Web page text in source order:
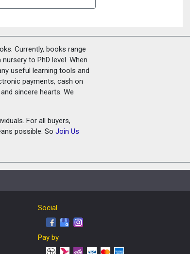
Currently, books range
to PhD level. When
useful learning tools and
payments, cash on
sincere hearts. We
For all buyers,
possible. SoJoin Us
Social
Pay by